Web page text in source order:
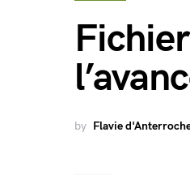
by Flavie